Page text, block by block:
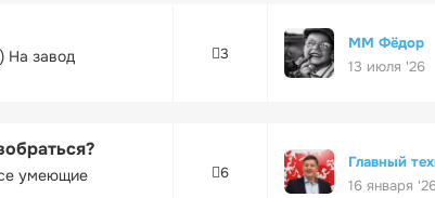
На завод
3
ММ Фёдор
13 июля '26
умеющие
6
Главный
16 января